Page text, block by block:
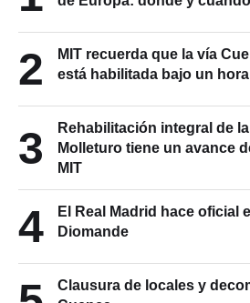
2
MIT recuerda que la vía
está habilitada bajo un
3
Rehabilitación integral de
Molleturo tiene un avance
MIT
4
El Real Madrid hace oficial
Diomande
5
Clausura de locales y
Cuenca